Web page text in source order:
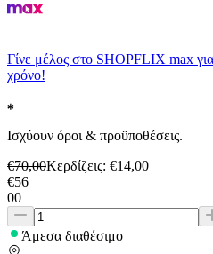
Γίνε μέλος στο SHOPFLIX max
χρόνο!
Ισχύουν όροι & προϋποθέσεις.
€70,00Κερδίζεις: €14,00
€56
00
Άμεσα διαθέσιμο